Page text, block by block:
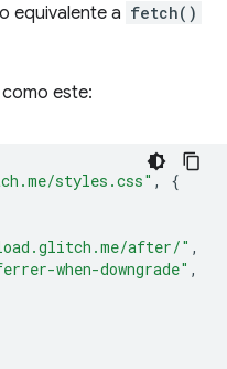
equivalente a fetch()
este:
styles.css" ,
{
after/" ,
when-downgrade" ,